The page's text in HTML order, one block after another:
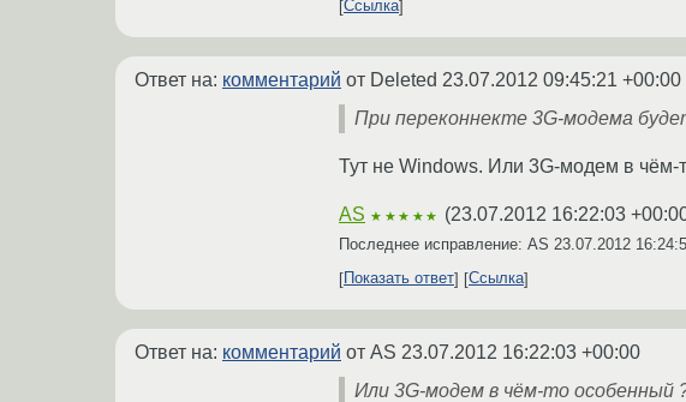
Ссылка
Ответ на: комментарий от Deleted 23.07.2012 09:45:21 +00:00
При переконнекте 3G-модема
Тут не Windows. Или 3G-модем в чём-
AS ★★★★★ (23.07.2012 16:22:03
Последнее исправление: AS 23.07.2012
Показать ответ
Ссылка
Ответ на: комментарий от AS 23.07.2012 16:22:03 +00:00
Или 3G-модем в чём-то особенный